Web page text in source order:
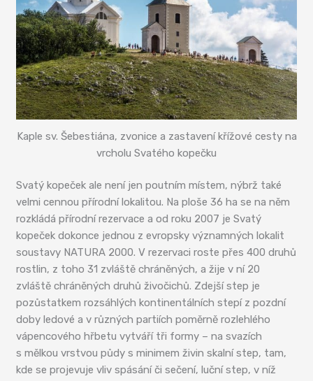
Kaple sv. Šebestiána, zvonice a zastavení křížové cesty na
vrcholu Svatého kopečku
Svatý kopeček ale není jen poutním místem, nýbrž také
velmi cennou přírodní lokalitou. Na ploše 36 ha se na něm
rozkládá přírodní rezervace a od roku 2007 je Svatý
kopeček dokonce jednou z evropsky významných lokalit
soustavy NATURA 2000. V rezervaci roste přes 400 druhů
rostlin, z toho 31 zvláště chráněných, a žije v ní 20
zvláště chráněných druhů živočichů. Zdejší step je
pozůstatkem rozsáhlých kontinentálních stepí z pozdní
doby ledové a v různých partiích poměrně rozlehlého
vápencového hřbetu vytváří tři formy – na svazích
s mělkou vrstvou půdy s minimem živin skalní step, tam,
kde se projevuje vliv spásání či sečení, luční step, v níž